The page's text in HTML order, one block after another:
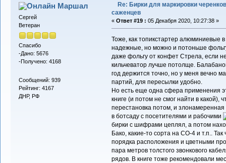
Маршал
Сергей
Ветеран
Спасибо
-Дано: 5676
-Получено: 4168
Сообщений: 939
Рейтинг: 4167
ДНР, РФ
Re: Бирки для маркировки
саженцев
« Ответ #19 : 05 Декабря 2020, 10:27:38 »
Тоже, как топикстартер алюминиевые
надежные, но можно и потоньше
даже фольгу от конфет Стрела, если
кильчеватор лучше потолще.
год держится точно, но у меня вечно
партий, для пересылки удобно.
Но есть еще одна сфера применения
книге (и потом не смог найти в какой),
перестановка потом, и
в ботсаду с посетителями и рабочими
бирки с шифрами цеплял, а потом
Бако, какие-то сорта на СО-4 и т.п..
порядка расположения и цветными
пара метров толстого звонкового
рядов. В книге тоже рекомендовали